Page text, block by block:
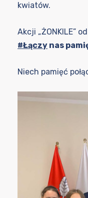
kwiatów.
Akcji „ŻONKILE”
#Łączy nas
Niech pamięć